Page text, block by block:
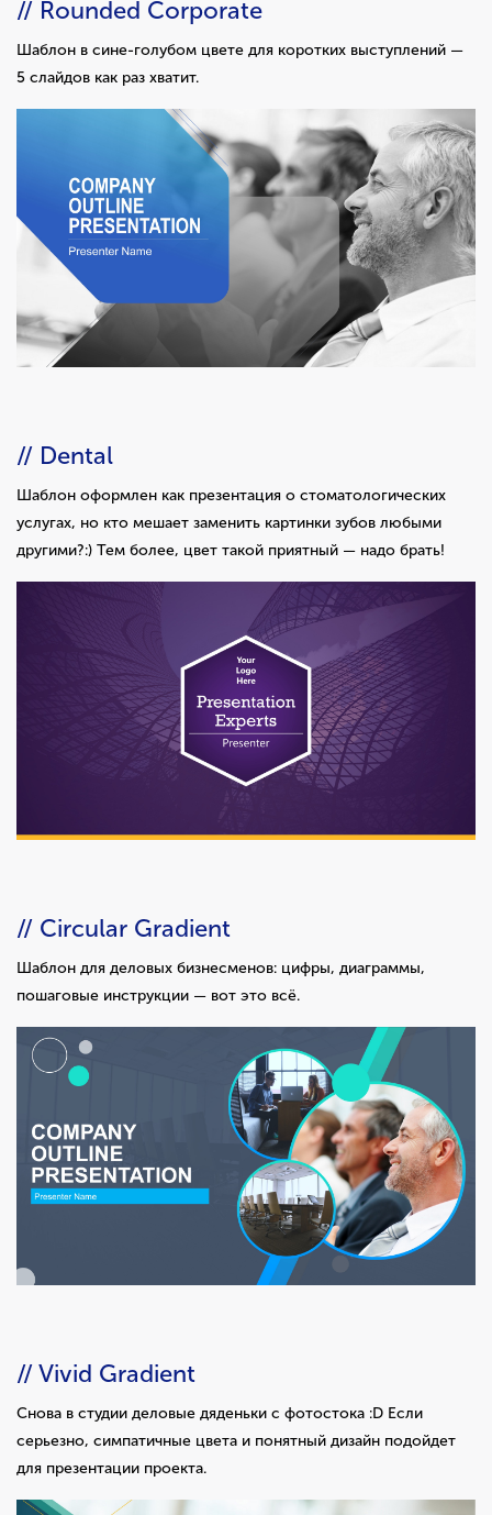
// Rounded Corporate
Шаблон в сине-голубом цвете для коротких выступлений —
5 слайдов как раз хватит.
// Dental
Шаблон оформлен как презентация о стоматологических
услугах, но кто мешает заменить картинки зубов любыми
другими?:) Тем более, цвет такой приятный — надо брать!
// Circular Gradient
Шаблон для деловых бизнесменов: цифры, диаграммы,
пошаговые инструкции — вот это всё.
// Vivid Gradient
Снова в студии деловые дяденьки с фотостока :D Если
серьезно, симпатичные цвета и понятный дизайн подойдет
для презентации проекта.